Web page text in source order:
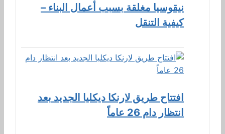
نيقوسيا مغلقة بسبب أعمال البناء –
كيفية التنقل
افتتاح طريق لارنكا ديكليا الجديد بعد
انتظار دام 26 عاماً